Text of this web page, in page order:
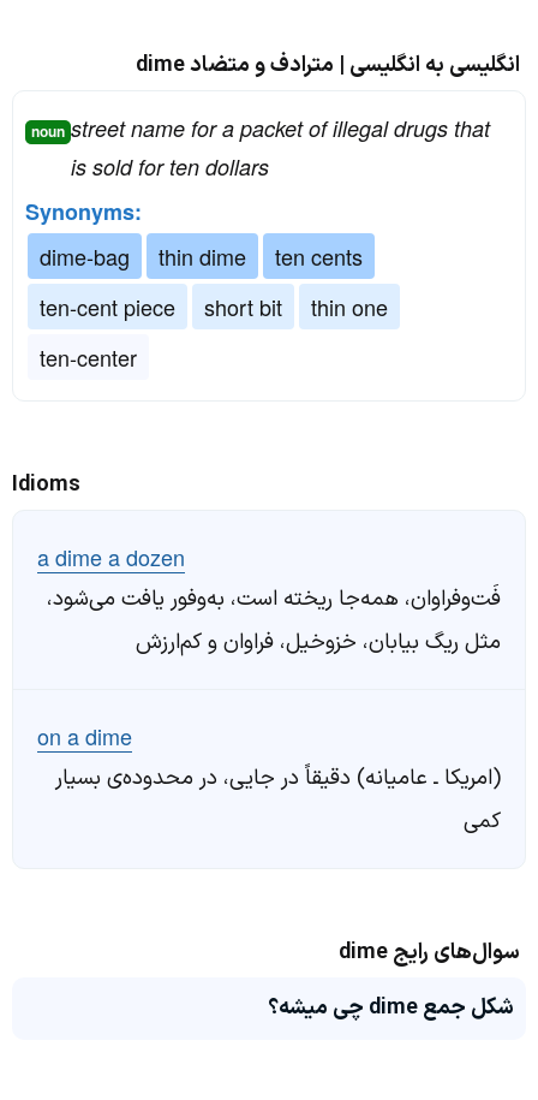
انگلیسی به انگلیسی | مترادف و متضاد dime
noun street name for a packet of illegal drugs that
is sold for ten dollars
Synonyms:
dime-bag
thin dime
ten cents
ten-cent piece
short bit
thin one
ten-center
Idioms
a dime a dozen
فَت‌وفراوان، همه‌جا ریخته است، به‌وفور یافت می‌شود،
مثل ریگ بیابان، خزوخیل، فراوان و کم‌ارزش
on a dime
(امریکا ـ عامیانه) دقیقاً در جایی، در محدوده‌ی بسیار
کمی
سوال‌های رایج dime
شکل جمع dime چی میشه؟